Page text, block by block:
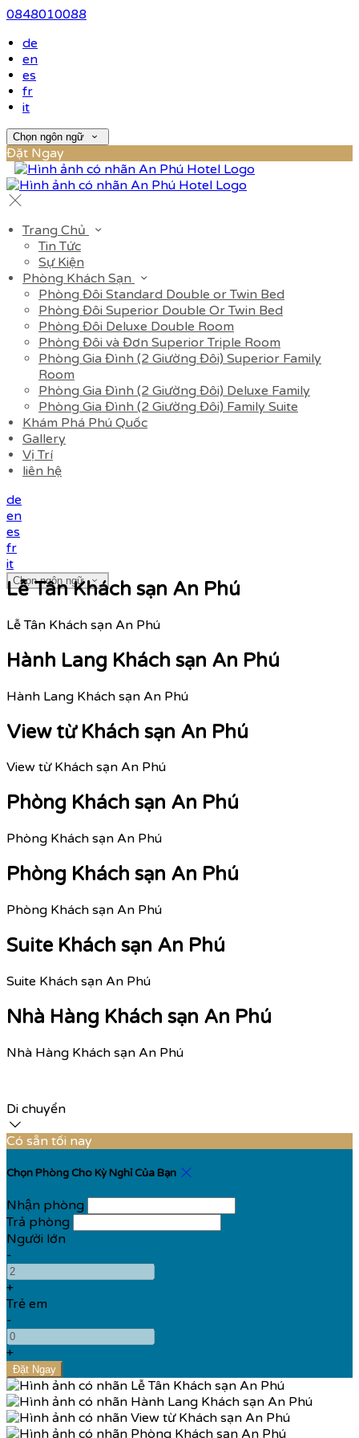
0848010088
de
en
es
fr
it
Chọn ngôn ngữ
Đặt Ngay
Trang Chủ
Tin Tức
Sự Kiện
Phòng Khách Sạn
Phòng Đôi Standard Double or Twin Bed
Phòng Đôi Superior Double Or Twin Bed
Phòng Đôi Deluxe Double Room
Phòng Đôi và Đơn Superior Triple Room
Phòng Gia Đình (2 Giường Đôi) Superior Family
Room
Phòng Gia Đình (2 Giường Đôi) Deluxe Family
Phòng Gia Đình (2 Giường Đôi) Family Suite
Khám Phá Phú Quốc
Gallery
Vị Trí
liên hệ
de
en
es
fr
it
Chọn ngôn ngữ
Lễ Tân Khách sạn An Phú
Lễ Tân Khách sạn An Phú
Hành Lang Khách sạn An Phú
Hành Lang Khách sạn An Phú
View từ Khách sạn An Phú
View từ Khách sạn An Phú
Phòng Khách sạn An Phú
Phòng Khách sạn An Phú
Phòng Khách sạn An Phú
Phòng Khách sạn An Phú
Suite Khách sạn An Phú
Suite Khách sạn An Phú
Nhà Hàng Khách sạn An Phú
Nhà Hàng Khách sạn An Phú
Di chuyển
Có sẵn tối nay
Chọn Phòng Cho Kỳ Nghỉ Của Bạn
Nhận phòng
Trả phòng
Người lớn
-
+
Trẻ em
-
+